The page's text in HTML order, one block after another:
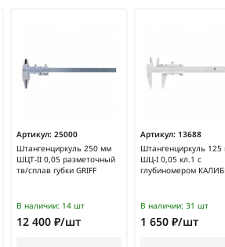
Артикул: 25000
Штангенциркуль 250 мм
ШЦТ-II 0,05 разметочный
тв/сплав губки GRIFF
В наличии: 14 шт
12 400 ₽/шт
Артикул: 13688
Штангенциркуль
ШЦ-I 0,05 кл.1 с
глубиномером
В наличии: 31 шт
1 650 ₽/шт